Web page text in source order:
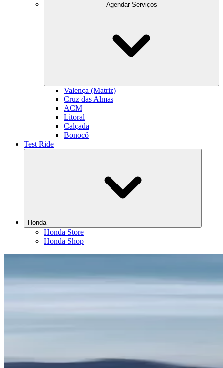
Valença (Matriz)
Cruz das Almas
ACM
Litoral
Calçada
Bonocô
Test Ride
Honda
Honda Store
Honda Shop